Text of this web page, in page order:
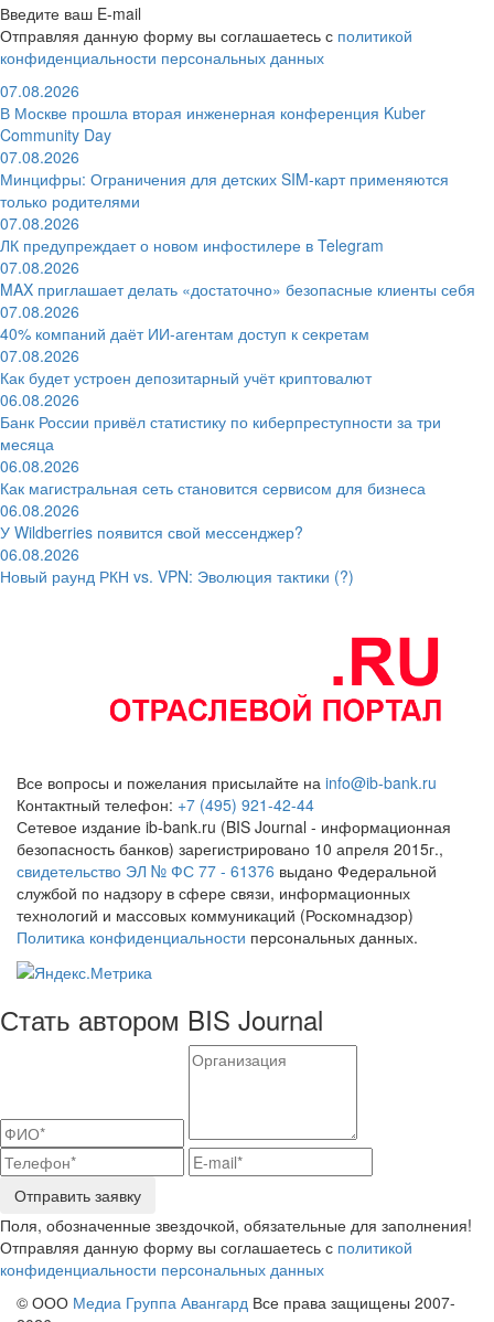
Введите ваш E-mail
Отправляя данную форму вы соглашаетесь с политикой
конфиденциальности персональных данных
07.08.2026
В Москве прошла вторая инженерная конференция Kuber
Community Day
07.08.2026
Минцифры: Ограничения для детских SIM-карт применяются
только родителями
07.08.2026
ЛК предупреждает о новом инфостилере в Telegram
07.08.2026
MAX приглашает делать «достаточно» безопасные клиенты себя
07.08.2026
40% компаний даёт ИИ‑агентам доступ к секретам
07.08.2026
Как будет устроен депозитарный учёт криптовалют
06.08.2026
Банк России привёл статистику по киберпреступности за три
месяца
06.08.2026
Как магистральная сеть становится сервисом для бизнеса
06.08.2026
У Wildberries появится свой мессенджер?
06.08.2026
Новый раунд РКН vs. VPN: Эволюция тактики (?)
Все вопросы и пожелания присылайте на info@ib-bank.ru
Контактный телефон: +7 (495) 921-42-44
Сетевое издание ib-bank.ru (BIS Journal - информационная
безопасность банков) зарегистрировано 10 апреля 2015г.,
свидетельство ЭЛ № ФС 77 - 61376 выдано Федеральной
службой по надзору в сфере связи, информационных
технологий и массовых коммуникаций (Роскомнадзор)
Политика конфиденциальности персональных данных.
Стать автором BIS Journal
Отправить заявку
Поля, обозначенные звездочкой, обязательные для заполнения!
Отправляя данную форму вы соглашаетесь с политикой
конфиденциальности персональных данных
© ООО Медиа Группа Авангард Все права защищены 2007-